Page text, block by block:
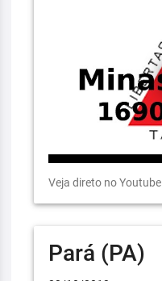
Veja direto no Youtube
Pará (PA)